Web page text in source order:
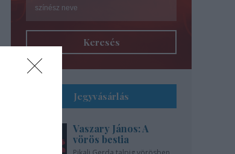
Keresés
Jegyvásárlás
Vaszary János: A
vörös bestia